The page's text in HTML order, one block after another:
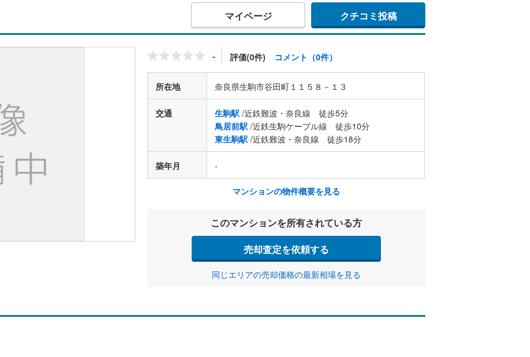
マイページ クチコミ投稿
- 評価(0件) コメント（0件）
所在地 奈良県生駒市谷田町１１５８－１３
交通 生駒駅 /近鉄難波・奈良線 徒歩5分
鳥居前駅 /近鉄生駒ケーブル線 徒歩10分
東生駒駅 /近鉄難波・奈良線 徒歩18分
築年月 -
マンションの物件概要を見る
このマンションを所有されている方
売却査定を依頼する
同じエリアの売却価格の最新相場を見る